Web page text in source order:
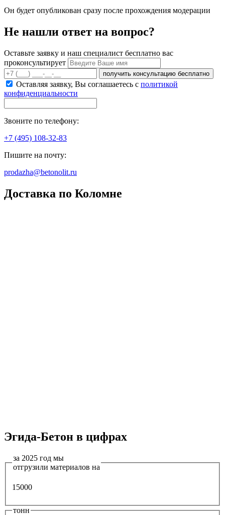
Он будет опубликован сразу после прохождения модерации
Не нашли ответ на вопрос?
Оставьте заявку и наш специалист бесплатно вас
проконсультирует
получить консультацию бесплатно
Оставляя заявку, Вы соглашаетесь с политикой
конфиденциальности
Звоните по телефону:
+7 (495) 108-32-83
Пишите на почту:
prodazha@betonolit.ru
Доставка по Коломне
Эгида-Бетон в цифрах
за 2025 год мы
отгрузили материалов на
15000
тонн